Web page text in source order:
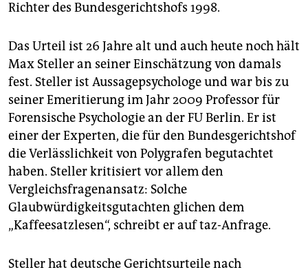
Richter des Bundesgerichtshofs 1998.
Das Urteil ist 26 Jahre alt und auch heute noch hält
Max Steller an seiner Einschätzung von damals
fest. Steller ist Aussagepsychologe und war bis zu
seiner Emeritierung im Jahr 2009 Professor für
Forensische Psychologie an der FU Berlin. Er ist
einer der Experten, die für den Bundesgerichtshof
die Verlässlichkeit von Polygrafen begutachtet
haben. Steller kritisiert vor allem den
Vergleichsfragenansatz: Solche
Glaubwürdigkeitsgutachten glichen dem
„Kaffeesatzlesen“, schreibt er auf taz-Anfrage.
Steller hat deutsche Gerichtsurteile nach